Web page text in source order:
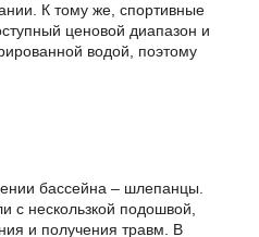
К тому же, спортивные
ценовой диапазон и
водой, поэтому
бассейна – шлепанцы.
с нескользкой подошвой,
и получения травм. В